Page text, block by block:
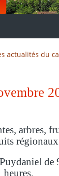
actualités du
arbres,
régionaux
de
heures.